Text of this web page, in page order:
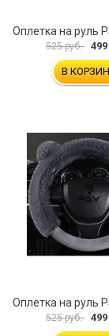
525 руб.
В
525 руб.